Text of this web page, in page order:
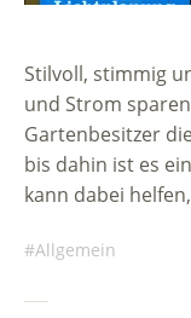
Stilvoll, stimmig
und Strom
Gartenbesitzer
bis dahin ist es
kann dabei
Allgemein